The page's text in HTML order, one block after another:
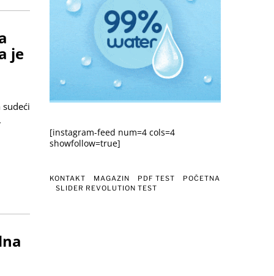
je
[instagram-feed num=4 cols=4
showfollow=true]
KONTAKT MAGAZIN PDF TEST
POČETNA
SLIDER REVOLUTION TEST